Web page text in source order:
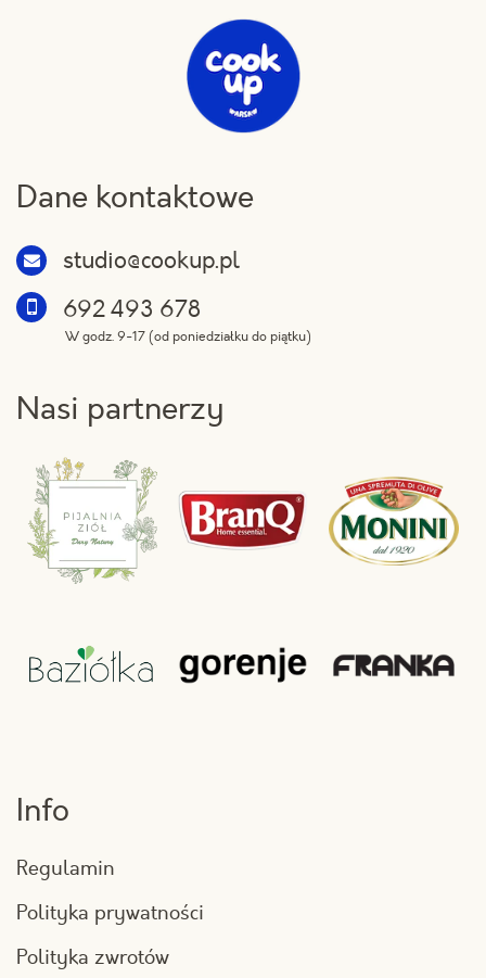
Dane kontaktowe
studio@cookup.pl
692 493 678
W godz. 9-17 (od poniedziałku do piątku)
Nasi partnerzy
Info
Regulamin
Polityka prywatności
Polityka zwrotów